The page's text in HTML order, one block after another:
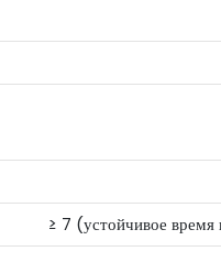
≥ 7 (устойчивое время